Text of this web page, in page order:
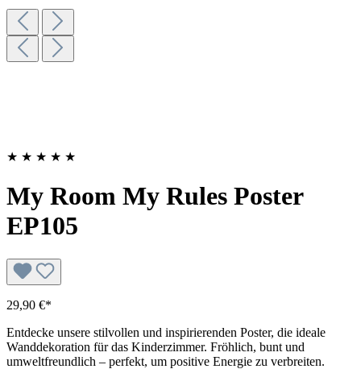
★ ★ ★ ★ ★
My Room My Rules Poster
EP105
29,90 €*
Entdecke unsere stilvollen und inspirierenden Poster, die ideale
Wanddekoration für das Kinderzimmer. Fröhlich, bunt und
umweltfreundlich – perfekt, um positive Energie zu verbreiten.